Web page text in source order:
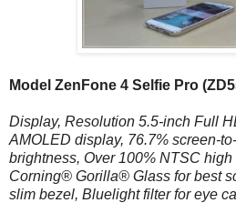
Model ZenFone 4 Selfie Pro
Display, Resolution 5.5-inch Full
AMOLED display, 76.7% screen-
brightness, Over 100% NTSC
Corning® Gorilla® Glass for best
slim bezel, Bluelight filter for eye